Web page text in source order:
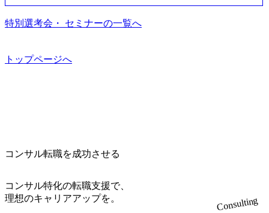
る（ダブルスキップもあり） ・週に1度のアサインｍｔｇで
こまめに社員のキャリアについて検討してもらえる。結
果、なりたいキャリアを反映できるｐｊにアサインしても
るため、エンジニアの視点からも協業しクライアントへ価
keto_kajita/)） 多様なメンバー、多様なプロジェクトによる
も関わらず、外資系戦略コンサルティングファームや総合
系コンサルティングファームをはじめ、メーカー、ITベン
チャー、外資系金融機関など多彩な出自で構成されてお
なるため、入居基準を満たす女性には住宅手当を支給しま
による引っ越し費用は、会社が負担します。 2026年8月18日
※顔出しは不要です。ご質問頂く際のみ、顔出ししていた
ます。 是非、説明会にてお話できることを楽しみにしてお
ります。 説明会後にアンケート回答をお願いいたします。
オンライン(Google meets)
いるのも同社の特徴であり、 自社で新規事業開発も手掛け
つつ、複数社への出資～ハンズオン支援も行っている。 (参
ングファームや、Slerなどから優秀層が多数ジョイン。 http
ている。 <u>ワンプール制</u>を取っており、業界の枠に縛
り、<u>営業活動に工数を割かれることなくデリバリーに注
力可能</u> 従業員満足度を非常に重視しており、意にそぐ
わないプロジェクトにアサインされてしまった場合、半強
特別選考会・ セミナーの一覧へ
トップページへ
コンサル転職を成功させる
コンサル特化の転職支援で、
理想のキャリアアップを。
Consulting